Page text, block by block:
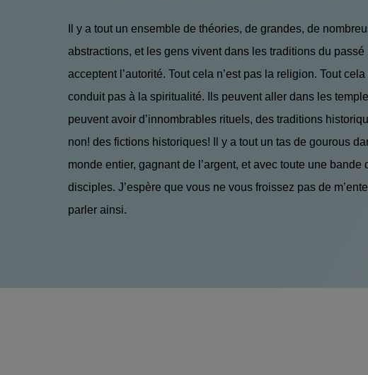
Il y a tout un ensemble de théories, de grandes, de
abstractions, et les gens vivent dans les traditions du passé
acceptent l’autorité. Tout cela n’est pas la religion. Tout cela
conduit pas à la spiritualité. Ils peuvent aller dans les
peuvent avoir d’innombrables rituels, des traditions
non! des fictions historiques! Il y a tout un tas de gourous
monde entier, gagnant de l’argent, et avec toute une bande
disciples. J’espère que vous ne vous froissez pas de
parler ainsi.